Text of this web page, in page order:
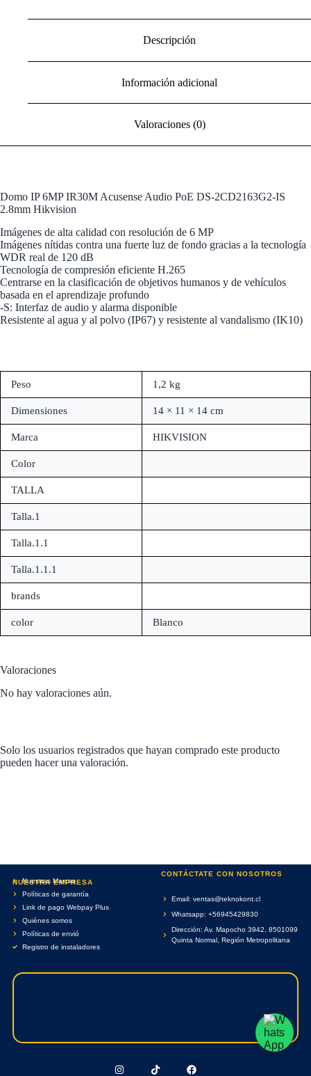
Descripción
Información adicional
Valoraciones (0)
Domo IP 6MP IR30M Acusense Audio PoE DS-2CD2163G2-IS
2.8mm Hikvision
Imágenes de alta calidad con resolución de 6 MP
Imágenes nítidas contra una fuerte luz de fondo gracias a la tecnología
WDR real de 120 dB
Tecnología de compresión eficiente H.265
Centrarse en la clasificación de objetivos humanos y de vehículos
basada en el aprendizaje profundo
-S: Interfaz de audio y alarma disponible
Resistente al agua y al polvo (IP67) y resistente al vandalismo (IK10)
Peso 1,2 kg
Dimensiones 14 × 11 × 14 cm
Marca HIKVISION
Color
TALLA
Talla.1
Talla.1.1
Talla.1.1.1
brands
color Blanco
Valoraciones
No hay valoraciones aún.
Solo los usuarios registrados que hayan comprado este producto
pueden hacer una valoración.
NUESTRA EMPRESA
Nuestras Marcas
Políticas de garantía
Link de pago Webpay Plus
Quiénes somos
Políticas de envió
Registro de instaladores
CONTÁCTATE CON NOSOTROS
Email: ventas@teknokont.cl
Whatsapp: +56945429830
Dirección: Av. Mapocho 3942, 8501099
Quinta Normal, Región Metropolitana